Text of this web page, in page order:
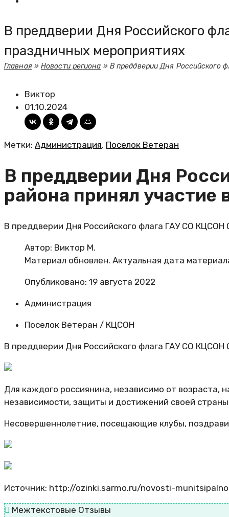
В преддверии Дня Российского
праздничных мероприятиях
Главная»Новости региона » В преддверии Дня Российского
Виктор
01.10.2024
Метки: Администрация, Поселок Ветеран
В преддверии Дня
района принял
В преддверии Дня Российского флага ГАУ СО КЦСОН
Автор: Виктор М.
Материал обновлен. Актуальная дата
Опубликовано: 19 августа 2022
Администрация
Поселок Ветеран / КЦСОН
В преддверии Дня Российского флага ГАУ СО КЦСОН
Для каждого россиянина, независимо от возраста,
независимости, защиты и достижений своей
Несовершеннолетние, посещающие клубы,
Источник: http://ozinki.sarmo.ru/novosti-
Межтекстовые Отзывы